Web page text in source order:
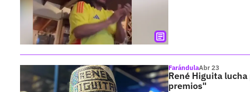
FarándulaAbr 23
René Higuita
premios"